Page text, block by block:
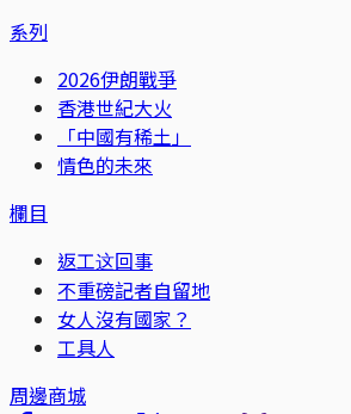
系列
2026伊朗戰爭
香港世紀大火
「中國有稀土」
情色的未來
欄目
返工这回事
不重磅記者自留地
女人沒有國家？
工具人
周邊商城